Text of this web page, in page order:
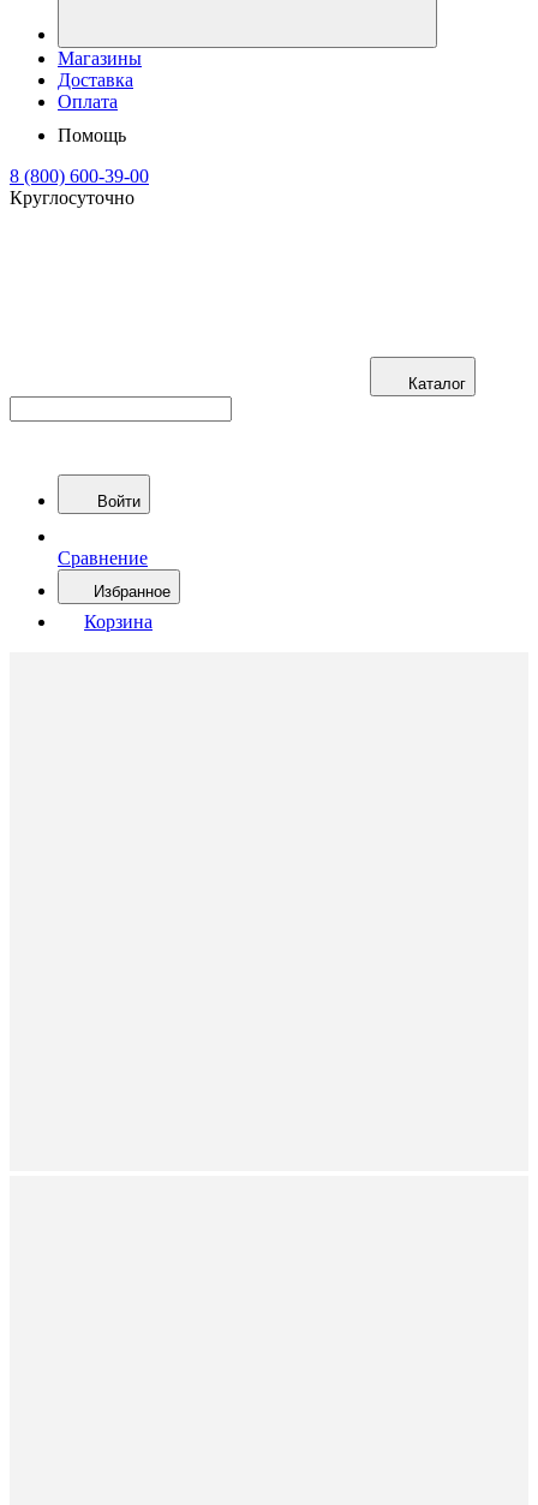
Магазины
Доставка
Оплата
Помощь
8 (800) 600-39-00
Круглосуточно
Каталог
Войти
Сравнение
Избранное
Корзина